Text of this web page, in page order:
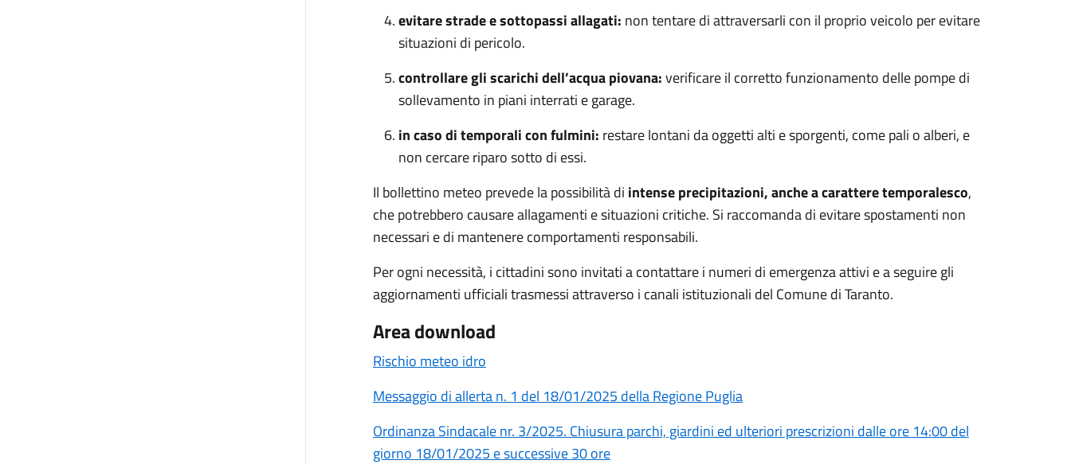
evitare strade e sottopassi allagati: non tentare di attraversarli con il proprio veicolo per evitare
situazioni di pericolo.
controllare gli scarichi dell’acqua piovana:verificare il corretto funzionamento delle pompe di
sollevamento in piani interrati e garage.
in caso di temporali con fulmini: restare lontani da oggetti alti e sporgenti, come pali o alberi, e
non cercare riparo sotto di essi.
Il bollettino meteo prevede la possibilità di intense precipitazioni, anche a carattere temporalesco,
che potrebbero causare allagamenti e situazioni critiche. Si raccomanda di evitare spostamenti non
necessari e di mantenere comportamenti responsabili.
Per ogni necessità, i cittadini sono invitati a contattare i numeri di emergenza attivi e a seguire gli
aggiornamenti ufficiali trasmessi attraverso i canali istituzionali del Comune di Taranto.
Area download
Rischio meteo idro
Messaggio di allerta n. 1 del 18/01/2025 della Regione Puglia
Ordinanza Sindacale nr. 3/2025. Chiusura parchi, giardini ed ulteriori prescrizioni dalle ore 14:00 del
giorno 18/01/2025 e successive 30 ore